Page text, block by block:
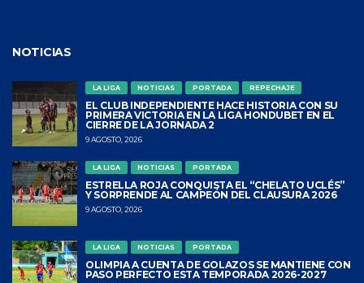
NOTICIAS
LA LIGA NOTICIAS PORTADA REPECHAJE
EL CLUB INDEPENDIENTE HACE HISTORIA CON SU
PRIMERA VICTORIA EN LA LIGA HONDUBET EN EL
CIERRE DE LA JORNADA 2
9 AGOSTO, 2026
LA LIGA NOTICIAS PORTADA
ESTRELLA ROJA CONQUISTA EL “CHELATO UCLÉS”
Y SORPRENDE AL CAMPEÓN DEL CLAUSURA 2026
9 AGOSTO, 2026
LA LIGA NOTICIAS PORTADA
OLIMPIA A CUENTA DE GOLAZOS SE MANTIENE CON
PASO PERFECTO ESTA TEMPORADA 2026-2027